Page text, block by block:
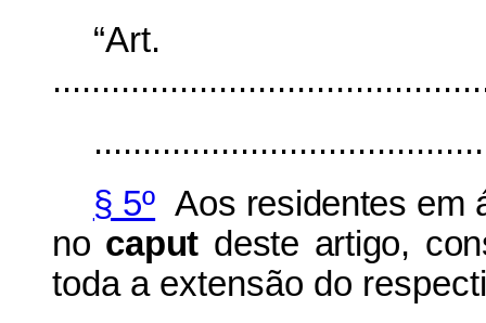
§ 5º Aos residentes em
no caput deste artigo,
toda a extensão do